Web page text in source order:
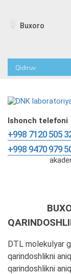
Buxoro
Ishonch telefoni
+998 7120 505
+998 9470 979
DTL molekulyar
qarindoshlikni
qarindoshlikni